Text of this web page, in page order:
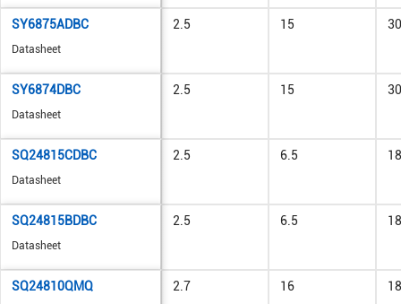
SY6875ADBC
Datasheet
2.5 15 30
SY6874DBC
Datasheet
2.5 15 30
SQ24815CDBC
Datasheet
2.5 6.5 18
SQ24815BDBC
Datasheet
2.5 6.5 18
SQ24810QMQ 2.7 16 18